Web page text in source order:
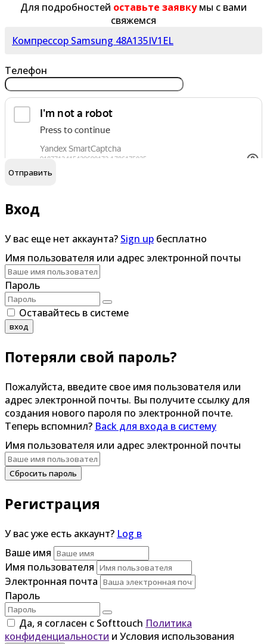
Для подробностей оставьте заявкумы с вами
свяжемся
Компрессор Samsung 48A135IV1EL
Телефон
Я согласен наобработку персональных данных
Вход
У вас еще нет аккаунта? Sign up бесплатно
Имя пользователя или адрес электронной почты
Пароль
Оставайтесь в системе
вход
Потеряли свой пароль?
Пожалуйста, введите свое имя пользователя или
адрес электронной почты. Вы получите ссылку для
создания нового пароля по электронной почте.
Теперь вспомнил? Back для входа в систему
Имя пользователя или адрес электронной почты
Сбросить пароль
Регистрация
У вас уже есть аккаунт? Log в
Ваше имя
Имя пользователя
Электронная почта
Пароль
Да, я согласен с Softtouch Политика
конфиденциальности и Условия использования